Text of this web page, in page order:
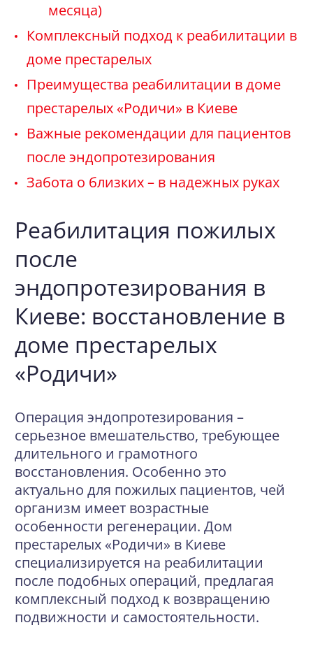
месяца)
Комплексный подход к реабилитации в
доме престарелых
Преимущества реабилитации в доме
престарелых «Родичи» в Киеве
Важные рекомендации для пациентов
после эндопротезирования
Забота о близких – в надежных руках
Реабилитация пожилых
после
эндопротезирования в
Киеве: восстановление в
доме престарелых
«Родичи»
Операция эндопротезирования –
серьезное вмешательство, требующее
длительного и грамотного
восстановления. Особенно это
актуально для пожилых пациентов, чей
организм имеет возрастные
особенности регенерации. Дом
престарелых «Родичи» в Киеве
специализируется на реабилитации
после подобных операций, предлагая
комплексный подход к возвращению
подвижности и самостоятельности.